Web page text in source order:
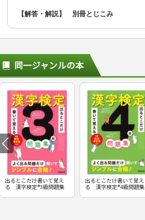
【解答・解説】 別冊とじこみ
同一ジャンルの本
出るとこだけ書いて覚え
る 漢字検定®3級問題集
出るとこだけ書いて覚え
る 漢字検定®4級問題集